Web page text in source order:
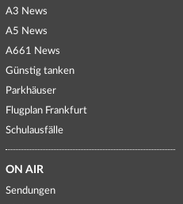
A3 News
A5 News
A661 News
Günstig tanken
Parkhäuser
Flugplan Frankfurt
Schulausfälle
ON AIR
Sendungen